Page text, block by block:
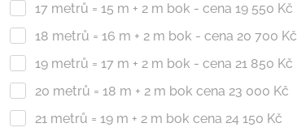
17 metrů = 15 m + 2 m bok - cena 19 550 Kč
18 metrů = 16 m + 2 m bok - cena 20 700 Kč
19 metrů = 17 m + 2 m bok - cena 21 850 Kč
20 metrů = 18 m + 2 m bok cena 23 000 Kč
21 metrů = 19 m + 2 m bok cena 24 150 Kč